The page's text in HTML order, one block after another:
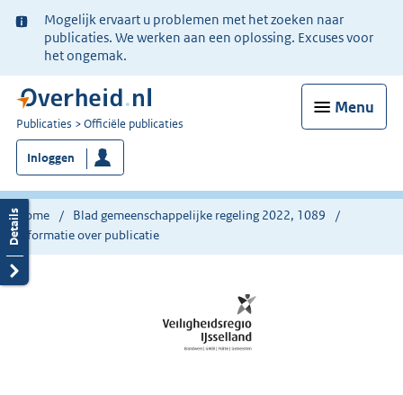
Ter
informatie:
Mogelijk ervaart u problemen met het zoeken naar
publicaties. We werken aan een oplossing. Excuses voor
het ongemak.
Menu
U
bent
nu
hier:
Publicaties Officiële publicaties
Inloggen
Home
Blad gemeenschappelijke regeling 2022, 1089
Informatie over publicatie